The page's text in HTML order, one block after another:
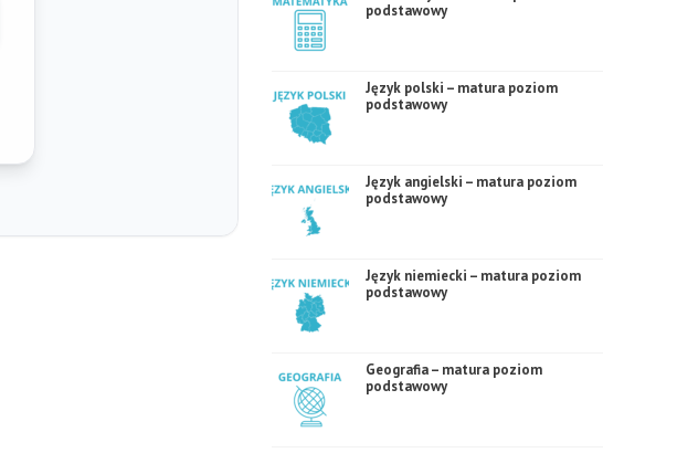
podstawowy
Język polski – matura poziom
podstawowy
Język angielski – matura poziom
podstawowy
Język niemiecki – matura poziom
podstawowy
Geografia – matura poziom
podstawowy